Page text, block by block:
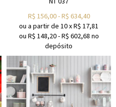
R$ 156,00-R$ 634,40
ou a partir de 10xR$ 17,81
ou R$ 148,20-R$ 602,68 no
depósito